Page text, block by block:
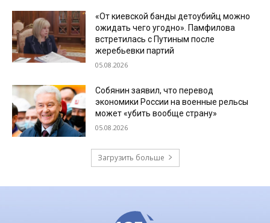
«От киевской банды детоубийц можно
ожидать чего угодно». Памфилова
встретилась с Путиным после
жеребьевки партий
05.08.2026
Собянин заявил, что перевод
экономики России на военные рельсы
может «убить вообще страну»
05.08.2026
Загрузить больше